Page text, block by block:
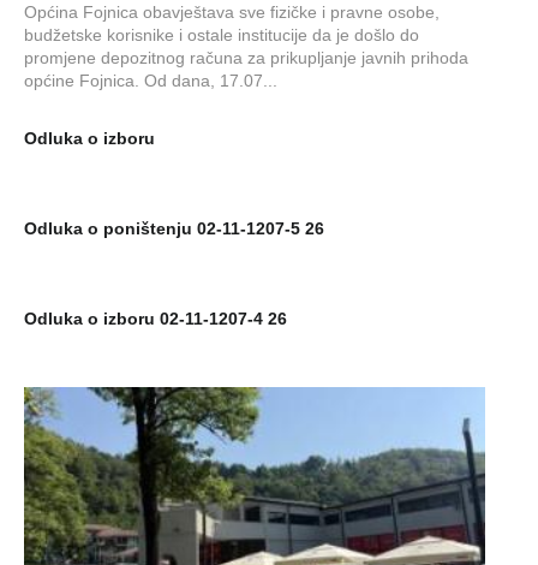
Općina Fojnica obavještava sve fizičke i pravne osobe,
budžetske korisnike i ostale institucije da je došlo do
promjene depozitnog računa za prikupljanje javnih prihoda
općine Fojnica. Od dana, 17.07...
Odluka o izboru
Odluka o poništenju 02-11-1207-5 26
Odluka o izboru 02-11-1207-4 26